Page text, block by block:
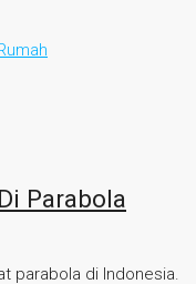
Parabola
parabola di Indonesia.